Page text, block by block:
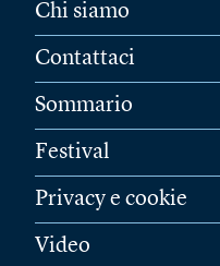
Chi siamo
Contattaci
Sommario
Festival
Privacy e cookie
Video